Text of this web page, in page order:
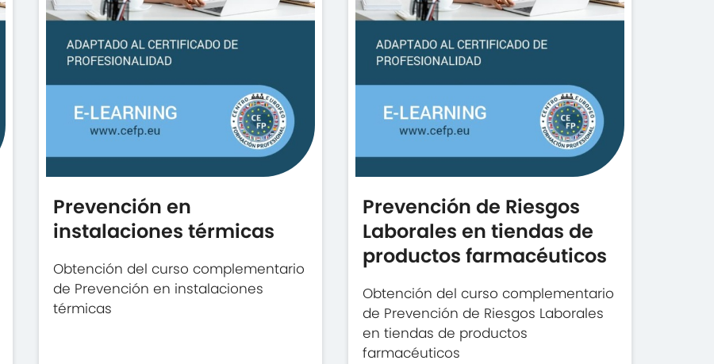
Prevención en
instalaciones térmicas
Obtención del curso complementario
de Prevención en instalaciones
térmicas
Prevención de Riesgos
Laborales en tiendas de
productos farmacéuticos
Obtención del curso complementario
de Prevención de Riesgos Laborales
en tiendas de productos
farmacéuticos